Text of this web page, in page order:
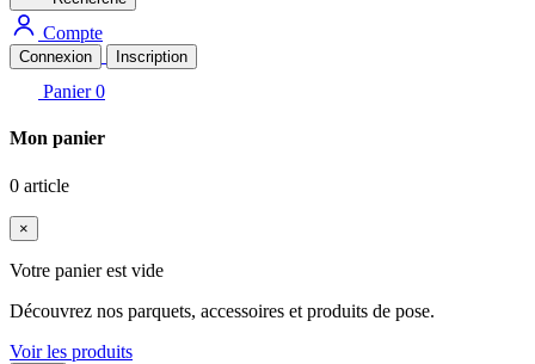
Compte
Connexion Inscription
Panier 0
Mon panier
0 article
×
Votre panier est vide
Découvrez nos parquets, accessoires et produits de pose.
Voir les produits